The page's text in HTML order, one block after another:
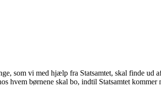
som vi med hjælp fra Statsamtet, skal finde ud
hvem børnene skal bo, indtil Statsamtet